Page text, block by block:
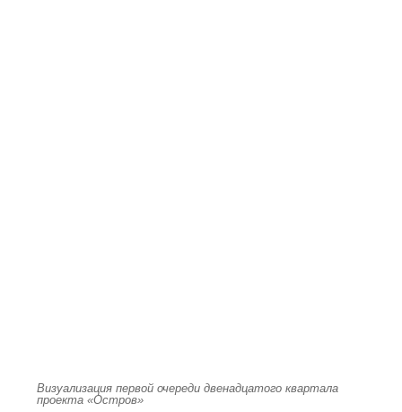
Визуализация первой очереди двенадцатого квартала
проекта «Остров»